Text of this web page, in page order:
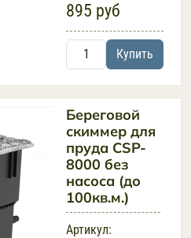
895 руб
Купить
Береговой
скиммер для
пруда CSP-
8000 без
насоса (до
100кв.м.)
Артикул: